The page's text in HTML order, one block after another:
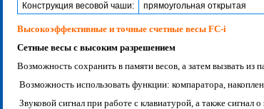
Конструкция весовой чаши:
прямоугольная открытая
Высокоэффективные и точные счетные весы FC-i
Сетные весы с высоким разрешением
Возможность сохранить в памяти весов, а затем вызвать из
Возможность использовать функции: компаратора,
Звуковой сигнал при работе с клавиатурой, а также